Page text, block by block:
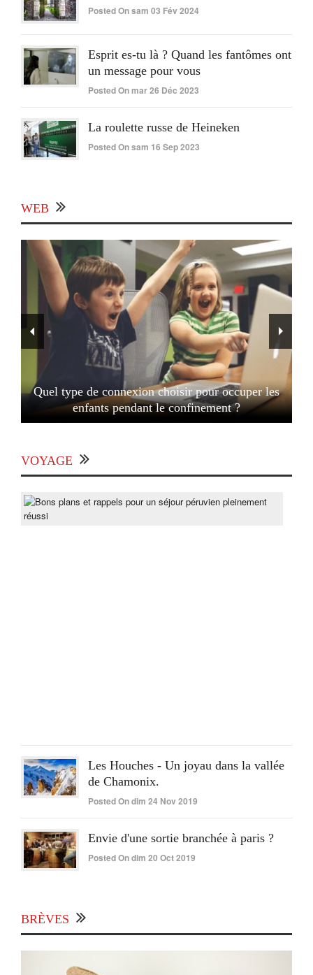
Posted On sam 03 Fév 2024
Esprit es-tu là ? Quand les fantômes ont
un message pour vous
Posted On mar 26 Déc 2023
La roulette russe de Heineken
Posted On sam 16 Sep 2023
WEB
Quel type de connexion choisir pour occuper les
enfants pendant le confinement ?
VOYAGE
Les Houches - Un joyau dans la vallée
de Chamonix.
Posted On dim 24 Nov 2019
Envie d'une sortie branchée à paris ?
Posted On dim 20 Oct 2019
BRÈVES